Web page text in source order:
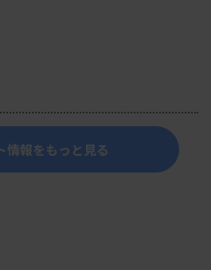
情報をもっと見る